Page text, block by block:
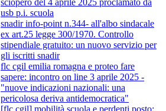
sciopero del 4 aprile 2025 proclamato da
usb p.i. scuola
snadir info-point n.344- all'albo sindacale
ex art.25 legge 300/1970. Controllo
stipendiale gratuito: un nuovo servizio per
gli iscritti snadir
flc cgil emilia romagna e proteo fare
sapere: incontro on line 3 aprile 2025 -
"nuove indicazioni nazionali: una
pericolosa deriva antidemocratica"